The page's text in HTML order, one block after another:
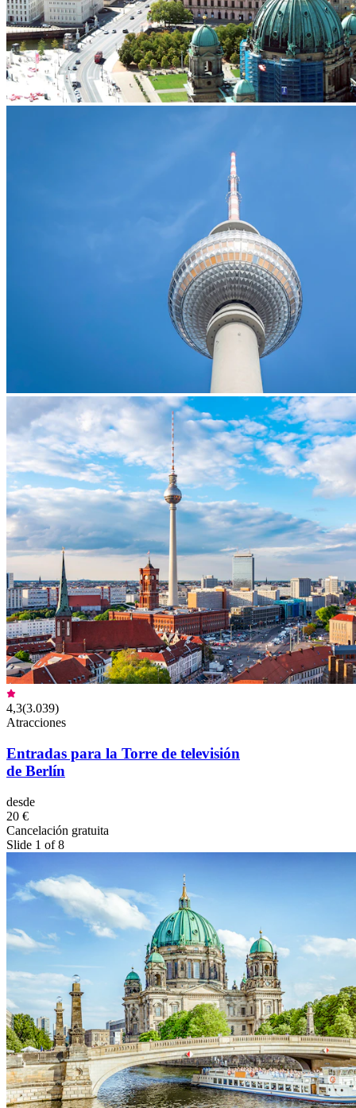
4,3(3.039)
Atracciones
Entradas para la Torre de televisión
de Berlín
desde
20 €
Cancelación gratuita
Slide 1 of 8